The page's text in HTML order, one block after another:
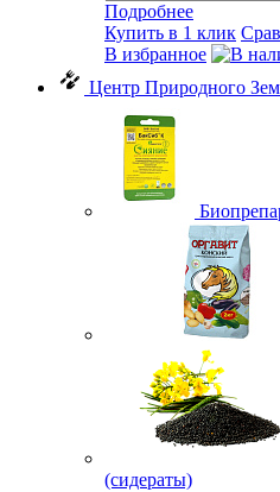
Подробнее
Купить в 1 клик
В избранное
Центр Природного
(сидераты)